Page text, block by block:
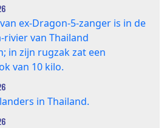
ex-Dragon‑5‑zanger is in de
van Thailand
in zijn rugzak zat een
van 10 kilo.
in Thailand.